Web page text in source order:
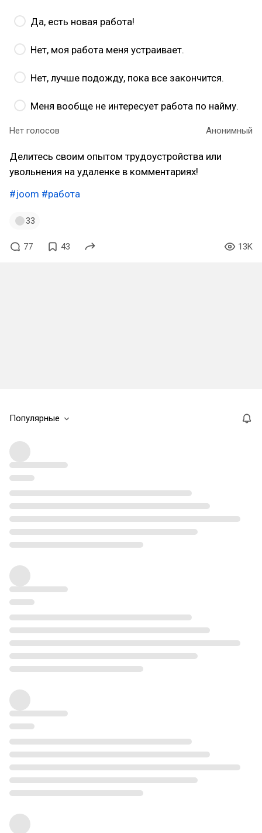
Да, есть новая работа!
Нет, моя работа меня устраивает.
Нет, лучше подожду, пока все закончится.
Меня вообще не интересует работа по найму.
Нет голосов Анонимный
Делитесь своим опытом трудоустройства или
увольнения на удаленке в комментариях!
#joom #работа
33
77 43 13K
Популярные